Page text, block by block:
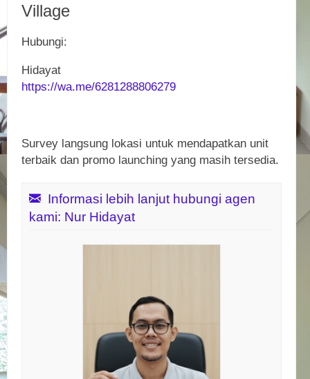
Village
Hubungi:
Hidayat
https://wa.me/6281288806279
Survey langsung lokasi untuk mendapatkan unit
terbaik dan promo launching yang masih tersedia.
Informasi lebih lanjut hubungi agen
kami: Nur Hidayat